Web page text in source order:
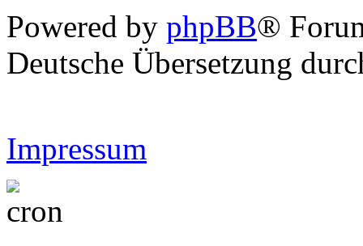
Powered by phpBB®
Deutsche Übersetzung
Impressum